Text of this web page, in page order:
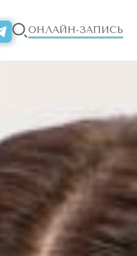
ОНЛАЙН-ЗАПИСЬ